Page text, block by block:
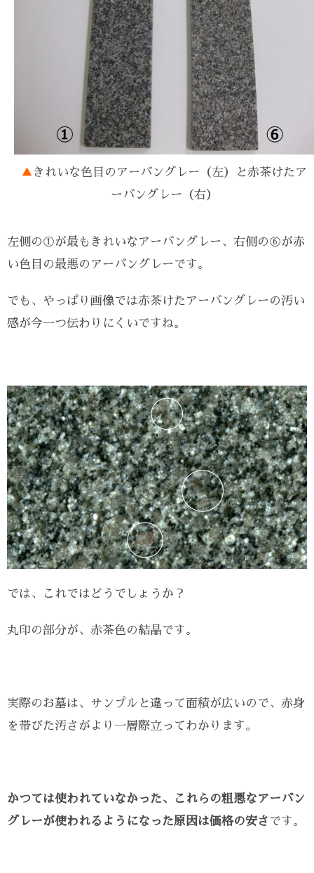
▲ きれいな色目のアーバングレー（左）と赤茶けたア
ーバングレー（右）
左側の①が最もきれいなアーバングレー、右側の⑥が赤
い色目の最悪のアーバングレーです。
でも、やっぱり画像では赤茶けたアーバングレーの汚い
感が今一つ伝わりにくいですね。
では、これではどうでしょうか？
丸印の部分が、赤茶色の結晶です。
実際のお墓は、サンプルと違って面積が広いので、赤身
を帯びた汚さがより一層際立ってわかります。
かつては使われていなかった、これらの粗悪なアーバン
グレーが使われるようになった原因は価格の安さ です。